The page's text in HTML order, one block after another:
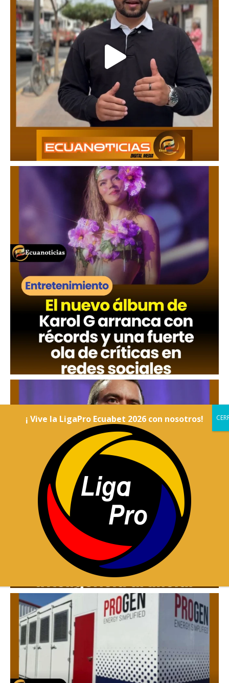
¡ Vive la LigaPro Ecuabet 2026 con nosotros!